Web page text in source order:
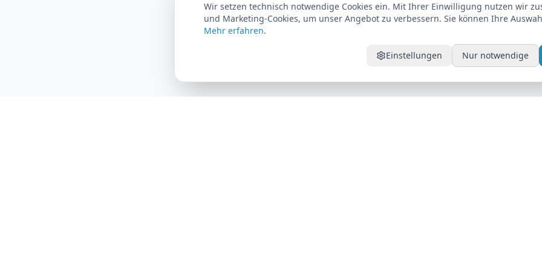
Wir setzen technisch notwendige Cookies ein. Mit Ihrer Einwilligung nutzen wir
und Marketing-Cookies, um unser Angebot zu verbessern. Sie können Ihre
Mehr erfahren.
Einstellungen Nur notwendige